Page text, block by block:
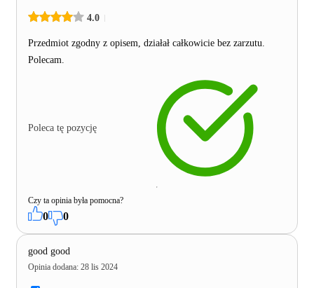
4.0
Przedmiot zgodny z opisem, działał całkowicie bez zarzutu.
Polecam.
Poleca tę pozycję
Czy ta opinia była pomocna?
0 0
good good
Opinia dodana: 28 lis 2024